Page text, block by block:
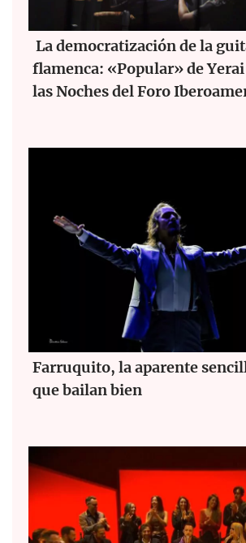
La democratización de la
flamenca: «Popular» de
las Noches del Foro
Farruquito, la aparente
que bailan bien